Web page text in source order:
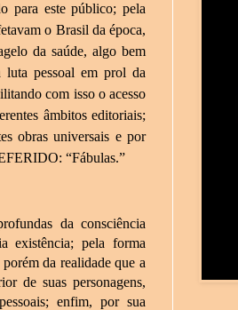
para este público; pela
o Brasil da época,
da saúde, algo bem
luta pessoal em prol da
com isso o acesso
âmbitos editoriais;
obras universais e por
“Fábulas.”
da consciência
existência; pela forma
da realidade que a
de suas personagens,
enfim, por sua